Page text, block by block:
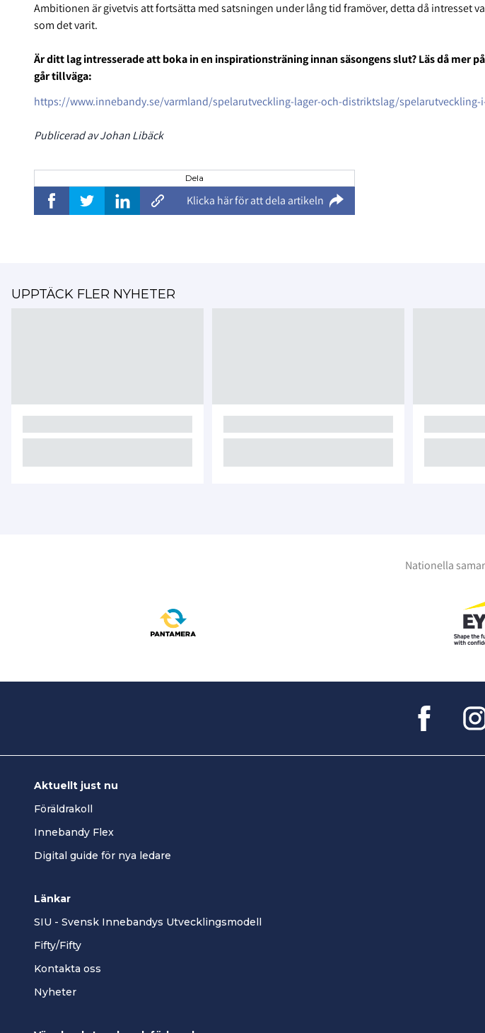
Ambitionen är givetvis att fortsätta med satsningen under lång tid framöver, detta då intresset
som det varit.
Är ditt lag intresserade att boka in en inspirationsträning innan säsongens slut? Läs då mer
går tillväga:
https://www.innebandy.se/varmland/spelarutveckling-lager-och-distriktslag/spelarutveckling-
Publicerad av Johan Libäck
Dela
Klicka här för att dela artikeln
UPPTÄCK FLER NYHETER
Nationella
Aktuellt just nu
Föräldrakoll
Innebandy Flex
Digital guide för nya ledare
Länkar
SIU - Svensk Innebandys Utvecklingsmodell
Fifty/Fifty
Kontakta oss
Nyheter